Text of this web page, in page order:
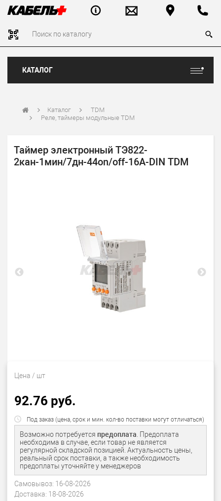
КАТАЛОГ
Каталог
TDM
Реле, таймеры модульные TDM
Таймер электронный ТЭ822-
2кан-1мин/7дн-44on/off-16А-DIN TDM
Цена / шт
92.76 руб.
Под заказ (цена, срок и мин. кол-во поставки могут отличаться)
Возможно потребуется предоплата. Предоплата
необходима в случае, если товар не является
регулярной складской позицией. Актуальность цены,
реальный срок поставки, а также необходимость
предоплаты уточняйте у менеджеров
Самовывоз: 16-08-2026
Доставка: 18-08-2026